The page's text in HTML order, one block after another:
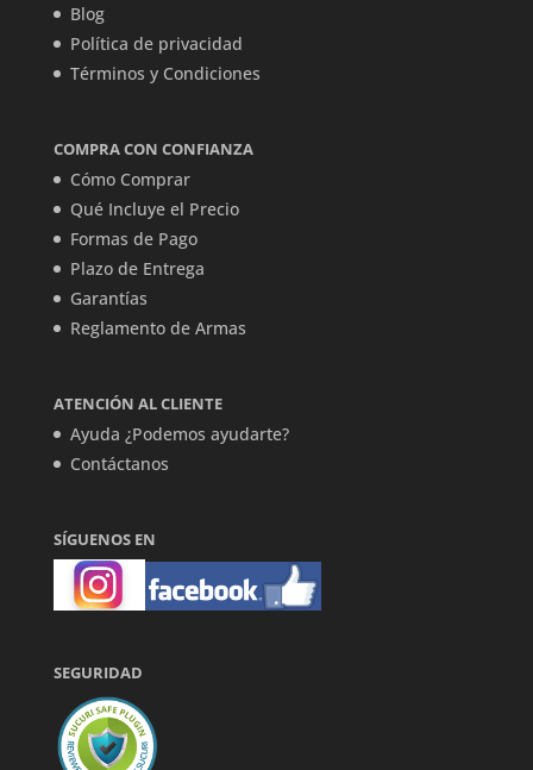
Blog
Política de privacidad
Términos y Condiciones
COMPRA CON CONFIANZA
Cómo Comprar
Qué Incluye el Precio
Formas de Pago
Plazo de Entrega
Garantías
Reglamento de Armas
ATENCIÓN AL CLIENTE
Ayuda ¿Podemos ayudarte?
Contáctanos
SÍGUENOS EN
SEGURIDAD